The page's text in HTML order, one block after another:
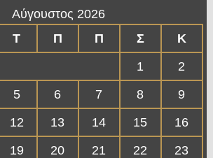
Αύγουστος 2026
Τ Π Π Σ
Κ
1
2
5 6 7 8
9
12 13 14 15
16
19 20 21 22
23